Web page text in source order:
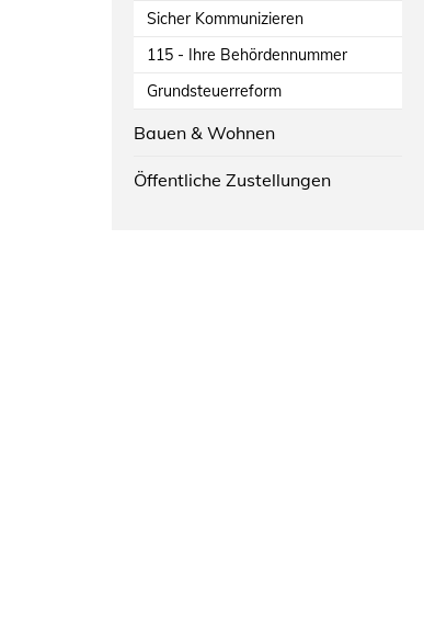
Sicher Kommunizieren
115 - Ihre Behördennummer
Grundsteuerreform
Bauen & Wohnen
Öffentliche Zustellungen